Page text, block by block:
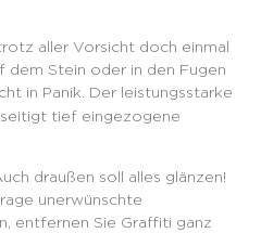
aller Vorsicht doch einmal
Stein oder in den Fugen
in Panik. Der leistungsstarke
tief eingezogene
draußen soll alles glänzen!
unerwünschte
entfernen Sie Graffiti ganz